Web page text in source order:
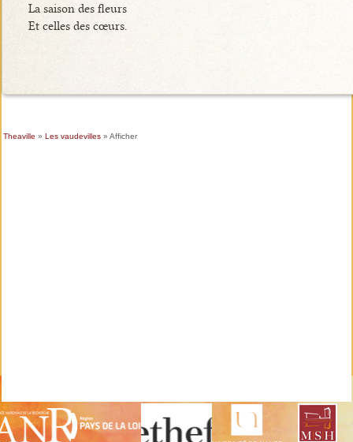
La saison des fleurs
Et celles des cœurs.
Theaville » Les vaudevilles» Afficher